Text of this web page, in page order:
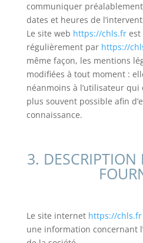
communiquer
dates et heures de
Le site web https://chls.frest
régulièrement par https://
même façon, les mentions
modifiées à tout moment :
néanmoins à l’utilisateur qui
plus souvent possible afin
connaissance.
3. DESCRIPTION
Le site internet https://chls.fr
une information concernant